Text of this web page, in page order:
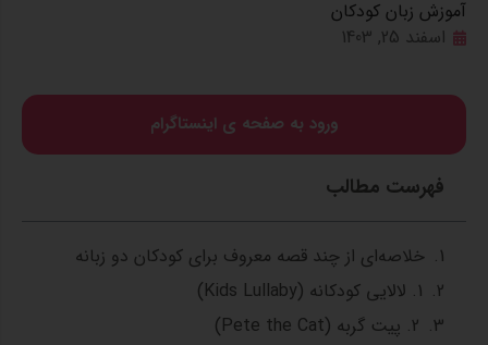
آموزش زبان کودکان
اسفند 25, 1403
ورود به صفحه ی اینستاگرام
فهرست مطالب
خلاصه‌ای از چند قصه معروف برای کودکان دو زبانه
1. لالایی کودکانه (Kids Lullaby)
2. پیت گربه (Pete the Cat)